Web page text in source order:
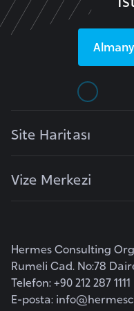
Site Haritası
Vize Merkezi
Hermes Consulting
Rumeli Cad. No:78
Telefon: +90 212 287 1111
E-posta:
F
d
Ç
u
m
h